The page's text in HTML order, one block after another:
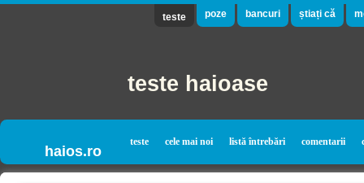
teste poze bancuri știați că
teste haioase
haios.ro
teste cele mai noi listă întrebări comentarii